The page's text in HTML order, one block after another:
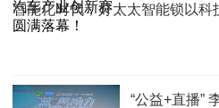
智能化时代，好太太智能锁以科
“公益+直播”